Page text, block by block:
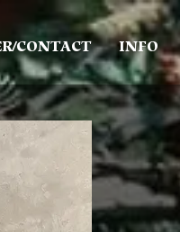
CONTACT INFO